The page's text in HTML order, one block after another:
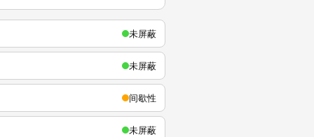
未屏蔽
未屏蔽
间歇性
未屏蔽